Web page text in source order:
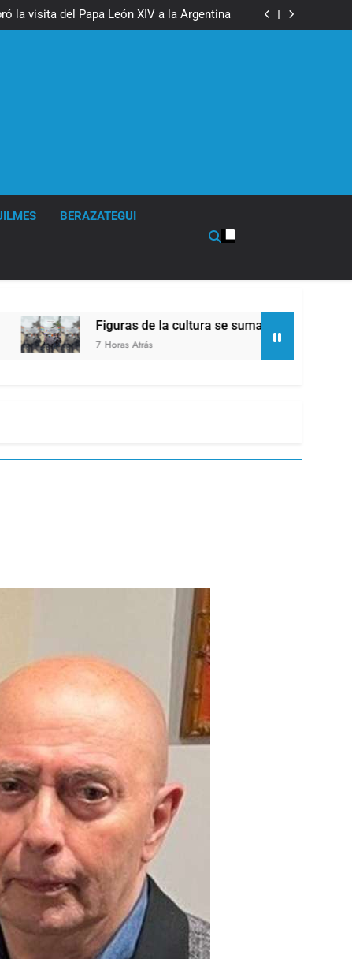
la visita del Papa León XIV a la Argentina
a la marcha frente al Congreso contra la
la visita del Papa León XIV a la Argentina
a la marcha frente al Congreso contra la
activos argentinos: cayeron las acciones
país quedó al borde de los 450 puntos
BERAZATEGUI
de la cultura se sumaron a la marcha frente al Congreso
Atrás